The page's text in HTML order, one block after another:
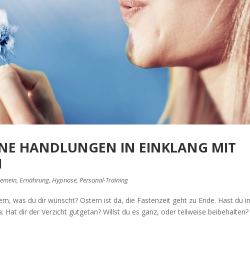
HANDLUNGEN IN EINKLANG MIT
,Ernährung,Hypnose,Personal-Training
was du dir wünscht? Ostern ist da, die Fastenzeit geht zu Ende. Hast du
Hat dir der Verzicht gutgetan? Willst du es ganz, oder teilweise beibehalten?